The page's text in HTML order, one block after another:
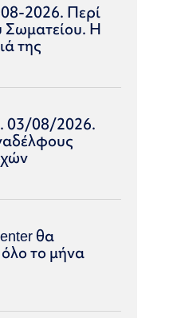
2026. Περί
Σωματείου. Η
της
03/08/2026.
θα
το μήνα